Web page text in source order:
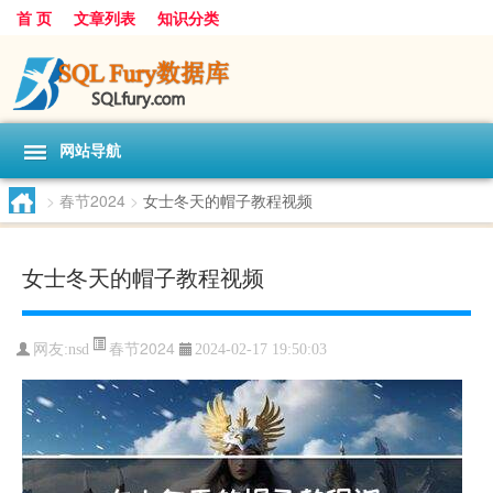
首 页 文章列表 知识分类
网站导航
> 春节2024 > 女士冬天的帽子教程视频
女士冬天的帽子教程视频
网友:nsd 春节2024 2024-02-17 19:50:03